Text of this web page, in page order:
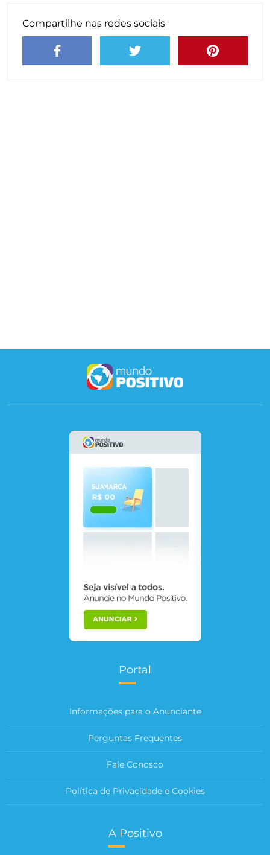
Compartilhe nas redes sociais
Portal
Informações para o Anunciante
Perguntas Frequentes
Fale Conosco
Política de Privacidade e Cookies
A Positivo